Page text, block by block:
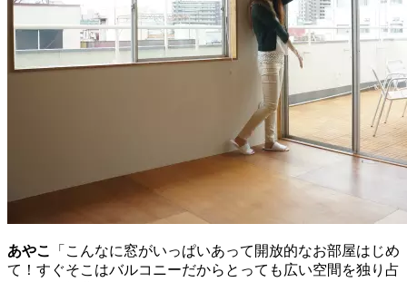
あやこ
「こんなに窓がいっぱいあって開放的なお部屋はじめ
て！すぐそこはバルコニーだからとっても広い空間を独り占